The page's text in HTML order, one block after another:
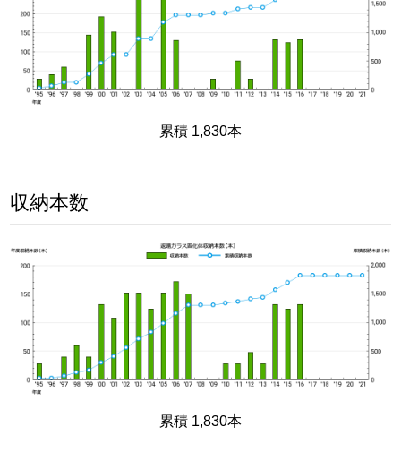
累積 1,830本
収納本数
累積 1,830本